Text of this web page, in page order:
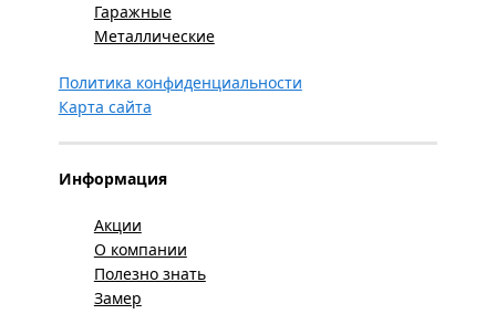
Гаражные
Металлические
Политика конфиденциальности
Карта сайта
Информация
Акции
О компании
Полезно знать
Замер